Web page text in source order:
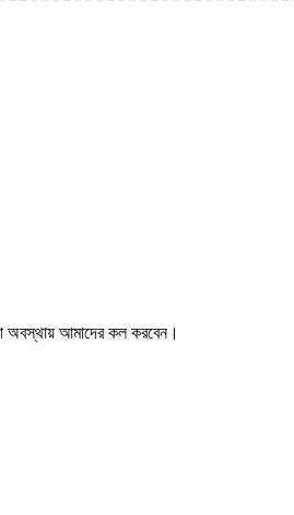
অবস্থায় আমাদের কল করবেন।